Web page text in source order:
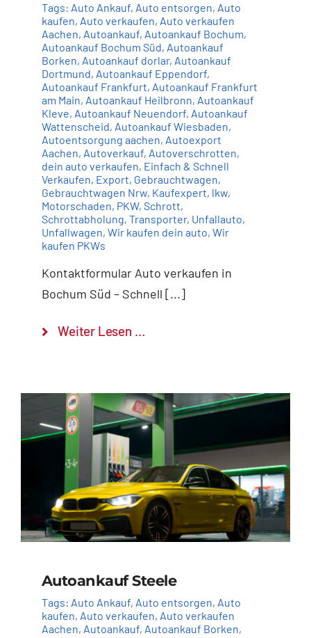
Tags: Auto Ankauf, Auto entsorgen, Auto
kaufen, Auto verkaufen, Auto verkaufen
Aachen, Autoankauf, Autoankauf Bochum,
Autoankauf Bochum Süd, Autoankauf
Borken, Autoankauf dorlar, Autoankauf
Dortmund, Autoankauf Eppendorf,
Autoankauf Frankfurt, Autoankauf Frankfurt
am Main, Autoankauf Heilbronn, Autoankauf
Kleve, Autoankauf Neuendorf, Autoankauf
Wattenscheid, Autoankauf Wiesbaden,
Autoentsorgung aachen, Autoexport
Aachen, Autoverkauf, Autoverschrotten,
dein auto verkaufen, Einfach & Schnell
Verkaufen, Export, Gebrauchtwagen,
Gebrauchtwagen Nrw, Kaufexpert, lkw,
Motorschaden, PKW, Schrott,
Schrottabholung, Transporter, Unfallauto,
Unfallwagen, Wir kaufen dein auto, Wir
kaufen PKWs
Kontaktformular Auto verkaufen in
Bochum Süd – Schnell [...]
Weiter Lesen …
Autoankauf Steele
Tags: Auto Ankauf, Auto entsorgen, Auto
kaufen, Auto verkaufen, Auto verkaufen
Aachen, Autoankauf, Autoankauf Borken,